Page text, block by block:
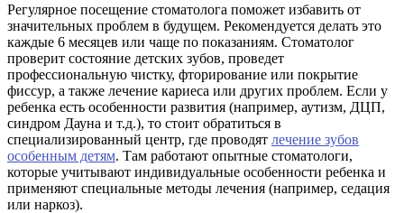
Регулярное посещение стоматолога поможет избавить от
значительных проблем в будущем. Рекомендуется делать это
каждые 6 месяцев или чаще по показаниям. Стоматолог
проверит состояние детских зубов, проведет
профессиональную чистку, фторирование или покрытие
фиссур, а также лечение кариеса или других проблем. Если у
ребенка есть особенности развития (например, аутизм, ДЦП,
синдром Дауна и т.д.), то стоит обратиться в
специализированный центр, где проводят лечение зубов
особенным детям. Там работают опытные стоматологи,
которые учитывают индивидуальные особенности ребенка и
применяют специальные методы лечения (например, седация
или наркоз).